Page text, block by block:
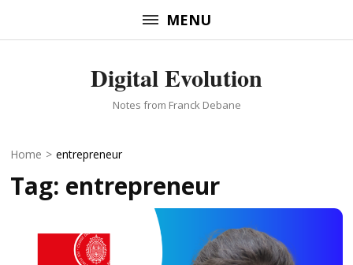
to
MENU
Digital Evolution
Notes from Franck Debane
Home > entrepreneur
Tag: entrepreneur